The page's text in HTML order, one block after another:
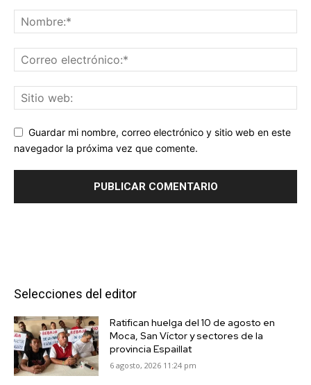
Guardar mi nombre, correo electrónico y sitio web en este
navegador la próxima vez que comente.
Selecciones del editor
Ratifican huelga del 10 de agosto en
Moca, San Víctor y sectores de la
provincia Espaillat
6 agosto, 2026 11:24 pm